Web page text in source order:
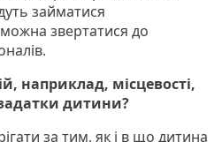
займатися
звертатися до
наприклад, місцевості,
дитини?
за тим, як і в що дитина